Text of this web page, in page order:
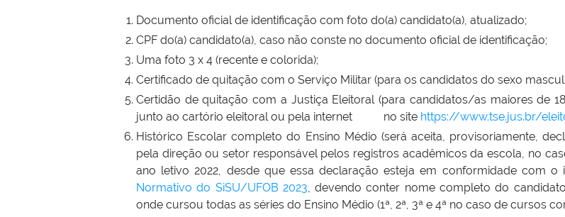
Documento oficial de identificação com foto do(a) candidato(a), atualizado;
CPF do(a) candidato(a), caso não conste no documento oficial de identificação;
Uma foto 3 x 4 (recente e colorida);
Certificado de quitação com o Serviço Militar (para os candidatos do sexo
Certidão de quitação com a Justiça Eleitoral (para candidatos/as maiores de
junto ao cartório eleitoral ou pela internet no site https://www.tse.jus.br/
Histórico Escolar completo do Ensino Médio (será aceita, provisoriamente,
pela direção ou setor responsável pelos registros acadêmicos da escola, no
ano letivo 2022, desde que essa declaração esteja em conformidade com
Normativo do SiSU/UFOB 2023, devendo conter nome completo do
onde cursou todas as séries do Ensino Médio (1ª, 2ª, 3ª e 4ª no caso de cursos